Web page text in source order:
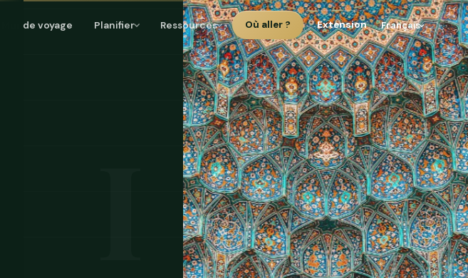
Mur de voyage Planifier Ressources Où aller ? Extension ☕